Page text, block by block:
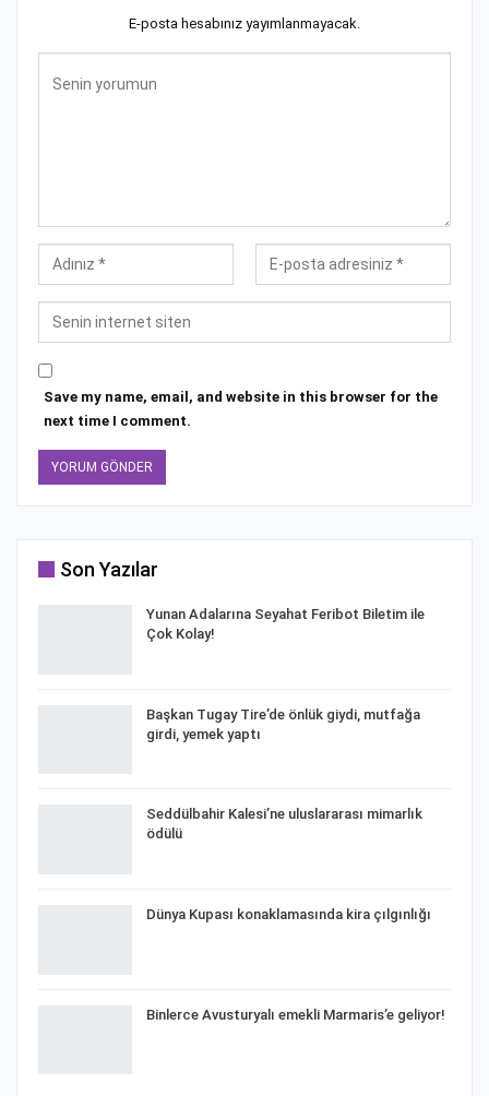
E-posta hesabınız yayımlanmayacak.
Save my name, email, and website in this browser for the
next time I comment.
Son Yazılar
Yunan Adalarına Seyahat Feribot Biletim ile
Çok Kolay!
Başkan Tugay Tire’de önlük giydi, mutfağa
girdi, yemek yaptı
Seddülbahir Kalesi’ne uluslararası mimarlık
ödülü
Dünya Kupası konaklamasında kira çılgınlığı
Binlerce Avusturyalı emekli Marmaris’e geliyor!